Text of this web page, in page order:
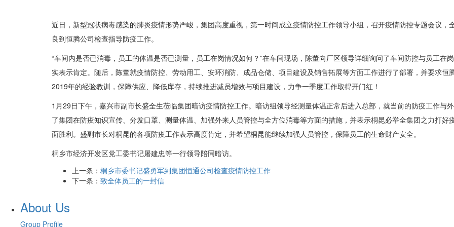
近日，新型冠状病毒感染的肺炎疫情形势严峻，集团高度重视，第一时间成立疫情防控工作领导小组，召开疫情防控专题会议
良到恒腾公司检查指导防疫工作。
“车间内是否已消毒，员工的体温是否已测量，员工在岗情况如何？”在车间现场，陈董向厂区领导详细询问了车间防控与员工在
实表示肯定。随后，陈董就疫情防控、劳动用工、安环消防、成品仓储、项目建设及销售拓展等方面工作进行了部署，并要求
2019年的经验教训，保障供应、降低库存，持续推进减员增效与项目建设，力争一季度工作取得开门红！
1月29日下午，嘉兴市副市长盛全生莅临集团暗访疫情防控工作。暗访组领导经测量体温正常后进入总部，就当前的防疫工作与
了集团在防疫知识宣传、分发口罩、测量体温、加强外来人员管控与全方位消毒等方面的措施，并表示桐昆必举全集团之力打
面胜利。盛副市长对桐昆的各项防疫工作表示高度肯定，并希望桐昆能继续加强人员管控，保障员工的生命财产安全。
桐乡市经济开发区党工委书记屠建忠等一行领导陪同暗访。
上一条： 桐乡市委书记盛勇军到集团恒通公司检查疫情防控工作
下一条： 致全体员工的一封信
About Us
Group Profile